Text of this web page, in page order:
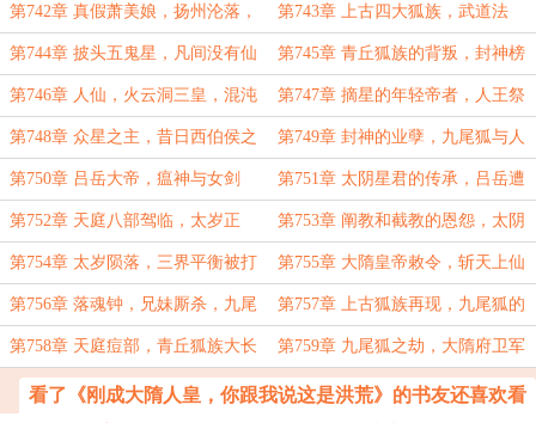
世，李家大旗当立！ 陷，程家与开河府密谋！
第742章 真假萧美娘，扬州沦落，
行宫之中的斗法！
第743章 上古四大狐族，武道法
相，江南世家门阀的底蕴！
第744章 披头五鬼星，凡间没有仙
家神祇，只有大隋越王！
第745章 青丘狐族的背叛，封神榜
上有名者皆恨人王！
第746章 人仙，火云洞三皇，混沌
中的囚徒！
第747章 摘星的年轻帝者，人王祭
祀之典，漫天星辰化铜马！
第748章 众星之主，昔日西伯侯之
子，今为紫微大帝！
第749章 封神的业孽，九尾狐与人
王的结合，紫微大帝心结！
第750章 吕岳大帝，瘟神与女剑
仙，大隋国运的馈赠！
第751章 太阴星君的传承，吕岳遭
劫，天庭的后手！
第752章 天庭八部驾临，太岁正
神，兄妹之间的厮杀！
第753章 阐教和截教的恩怨，太阴
星君与洛水女神，洛玉卿败退？
第754章 太岁陨落，三界平衡被打
破，洛玉卿生死危机！
第755章 大隋皇帝敕令，斩天上仙
神落人间，鼍龙的恩赐！
第756章 落魂钟，兄妹厮杀，九尾
狐与人王之子的宿命！
第757章 上古狐族再现，九尾狐的
谋划，自顾不暇的火云洞！
第758章 天庭痘部，青丘狐族大长
老，大罗之境的机缘！
第759章 九尾狐之劫，大隋府卫军
出动，上古九州再现！
看了《刚成大隋人皇，你跟我说这是洪荒》的书友还喜欢看